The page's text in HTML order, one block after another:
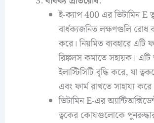
ই-ক্যাপ 400 এর ভিটামিন E
বার্ধক্যজনিত লক্ষণগুলি রোধ
করে। নিয়মিত ব্যবহারে এটি
রিঙ্কলস কমাতে সহায়ক। এটি
ইলাস্টিসিটি বৃদ্ধি করে, যা
এবং ফার্ম রাখতে সাহায্য
ভিটামিন E-এর
ত্বকের কোষগুলোকে